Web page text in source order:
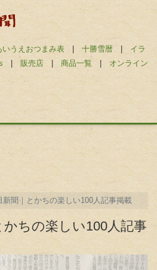
いうえおつまみ表 | 十勝雪暦 | イラ
| 販売店 | 商品一覧 | オンライン
新聞｜とかちの楽しい100人記事掲載
ちの楽しい100人記事